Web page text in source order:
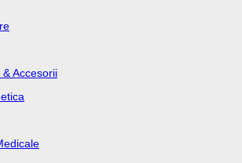
Accesorii